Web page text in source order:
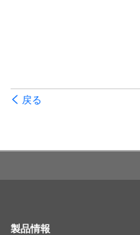
戻る
SITE MAP
製品情報